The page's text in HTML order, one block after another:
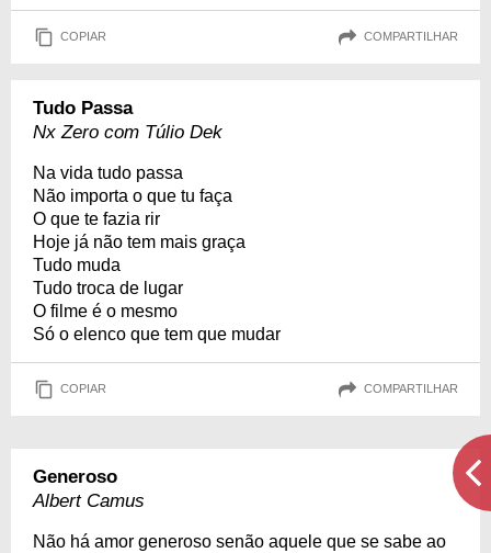
COPIAR COMPARTILHAR
Tudo Passa
Nx Zero com Túlio Dek
Na vida tudo passa
Não importa o que tu faça
O que te fazia rir
Hoje já não tem mais graça
Tudo muda
Tudo troca de lugar
O filme é o mesmo
Só o elenco que tem que mudar
COPIAR COMPARTILHAR
Generoso
Albert Camus
Não há amor generoso senão aquele que se sabe ao